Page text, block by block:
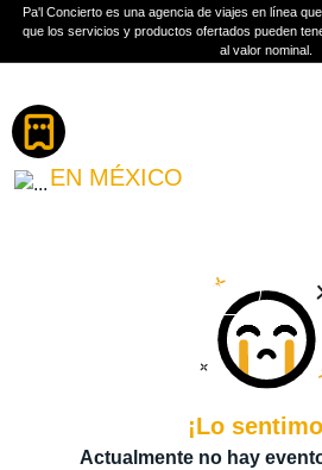
Pa'l Concierto es una agencia de viajes en línea
que los servicios y productos ofertados pueden
al valor nominal.
ELA MINUS
EN MÉXICO
Más información
¡Lo
Actualmente no hay